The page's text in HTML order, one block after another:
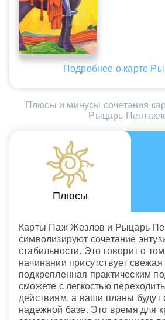
Подробнее о карте
Плюсы и минусы сочетания
Рыцарь
Плюсы
Карты Паж Жезлов и Рыцарь
символизируют сочетание
стабильности. Это говорит о
начинании присутствует свежая
подкрепленная практическим
сможете с легкостью
действиям, а ваши планы будут
надежной базе. Это время для